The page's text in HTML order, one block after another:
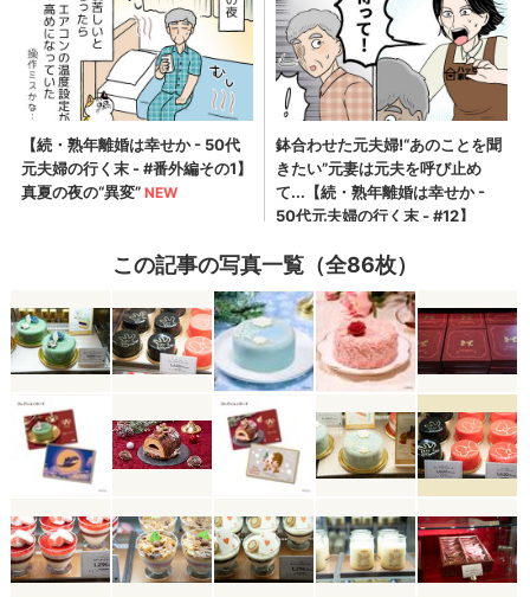
この記事の写真一覧（全86枚）